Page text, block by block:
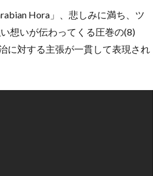
Hora」、悲しみに満ち、ツ
想いが伝わってくる圧巻の(8)
に対する主張が一貫して表現され